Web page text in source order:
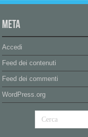
Meta
Accedi
Feed dei contenuti
Feed dei commenti
WordPress.org